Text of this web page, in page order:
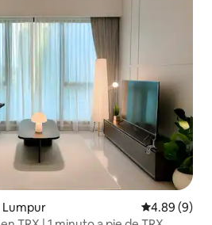
Lumpur Calificación
4.89 (9)